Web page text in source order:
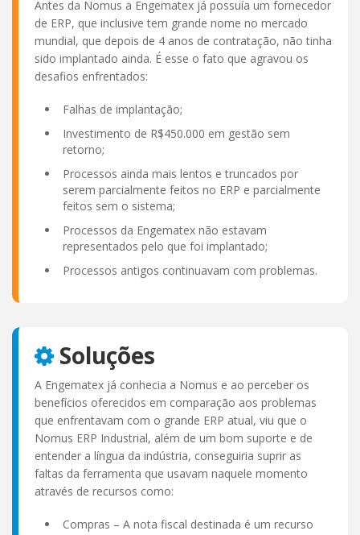
Antes da Nomus a Engematex já possuía um fornecedor
de ERP, que inclusive tem grande nome no mercado
mundial, que depois de 4 anos de contratação, não tinha
sido implantado ainda. É esse o fato que agravou os
desafios enfrentados:
Falhas de implantação;
Investimento de R$450.000 em gestão sem
retorno;
Processos ainda mais lentos e truncados por
serem parcialmente feitos no ERP e parcialmente
feitos sem o sistema;
Processos da Engematex não estavam
representados pelo que foi implantado;
Processos antigos continuavam com problemas.
Soluções
A Engematex já conhecia a Nomus e ao perceber os
benefícios oferecidos em comparação aos problemas
que enfrentavam com o grande ERP atual, viu que o
Nomus ERP Industrial, além de um bom suporte e de
entender a língua da indústria, conseguiria suprir as
faltas da ferramenta que usavam naquele momento
através de recursos como:
Compras – A nota fiscal destinada é um recurso